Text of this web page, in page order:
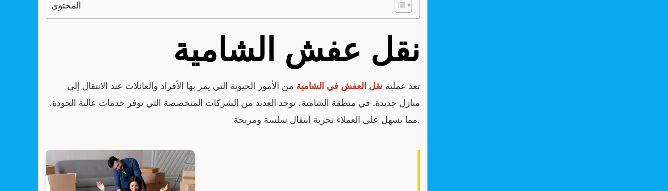
المحتوي
نقل عفش الشامية
تعد عملية نقل العفش في الشامية من الأمور الحيوية التي يمر بها الأفراد والعائلات عند الانتقال إلى
منازل جديدة. في منطقة الشامية، توجد العديد من الشركات المتخصصة التي توفر خدمات عالية الجودة،
مما يسهل على العملاء تجربة انتقال سلسة ومريحة.